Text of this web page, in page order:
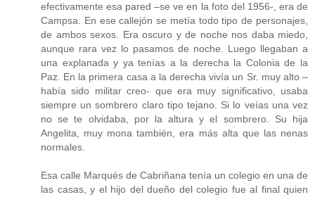
efectivamente esa pared –se ve en la foto del 1956-, era de
Campsa. En ese callejón se metía todo tipo de personajes,
de ambos sexos. Era oscuro y de noche nos daba miedo,
aunque rara vez lo pasamos de noche. Luego llegaban a
una explanada y ya tenías a la derecha la Colonia de la
Paz. En la primera casa a la derecha vivía un Sr. muy alto –
había sido militar creo- que era muy significativo, usaba
siempre un sombrero claro tipo tejano. Si lo veías una vez
no se te olvidaba, por la altura y el sombrero. Su hija
Angelita, muy mona también, era más alta que las nenas
normales.
Esa calle Marqués de Cabriñana tenía un colegio en una de
las casas, y el hijo del dueño del colegio fue al final quien